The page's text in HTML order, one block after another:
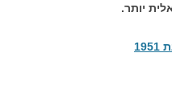
יותר.